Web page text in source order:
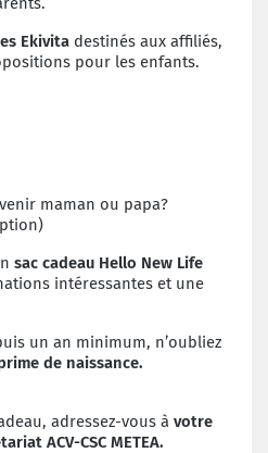
Ekivita destinés aux affiliés,
pour les enfants.
maman ou papa?
sac cadeau Hello New Life
intéressantes et une
un an minimum, n’oubliez
de naissance.
adressez-vous à votre
ACV-CSC METEA.